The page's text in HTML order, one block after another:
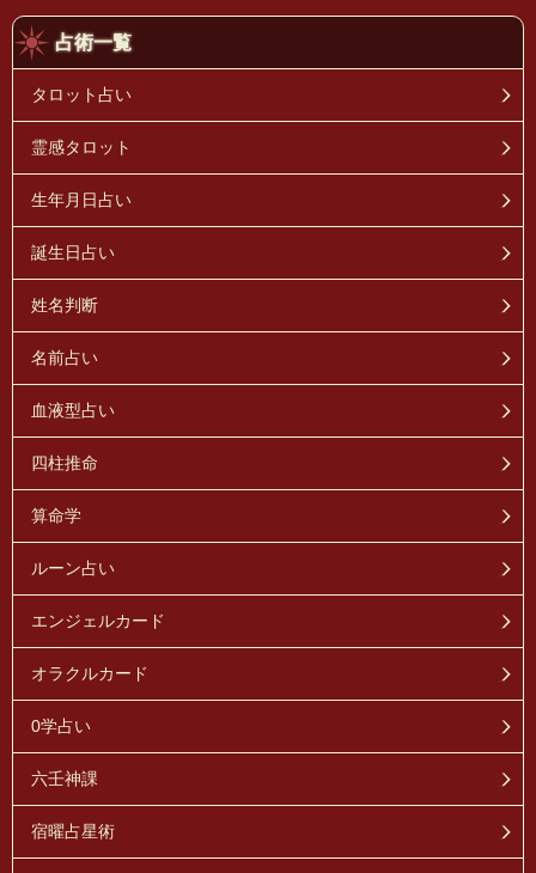
占術一覧
タロット占い
霊感タロット
生年月日占い
誕生日占い
姓名判断
名前占い
血液型占い
四柱推命
算命学
ルーン占い
エンジェルカード
オラクルカード
0学占い
六壬神課
宿曜占星術